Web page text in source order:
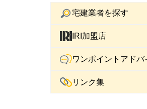
宅建業者を探す
IRI加盟店
ワンポイントアドバ
リンク集